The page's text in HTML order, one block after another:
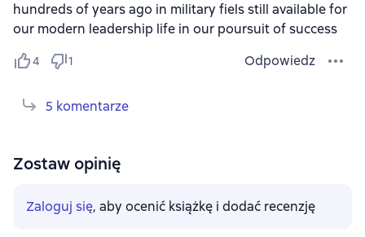
hundreds of years ago in military fiels still available for
our modern leadership life in our poursuit of success
4 1 Odpowiedz
5 komentarze
Zostaw opinię
Zaloguj się, aby ocenić książkę i dodać recenzję